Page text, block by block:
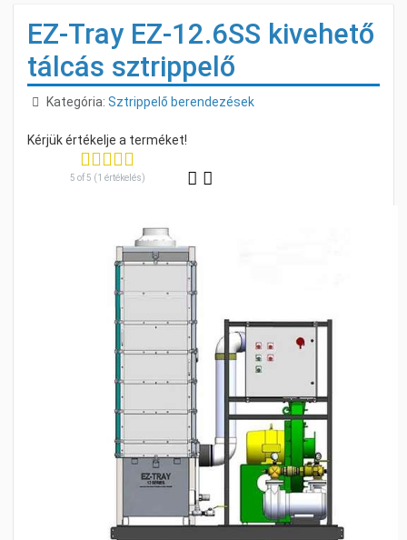
EZ-Tray EZ-12.6SS kivehető
tálcás sztrippelő
Részletek
Kategória: Sztrippelő berendezések
5 of 5 (1 értékelés)